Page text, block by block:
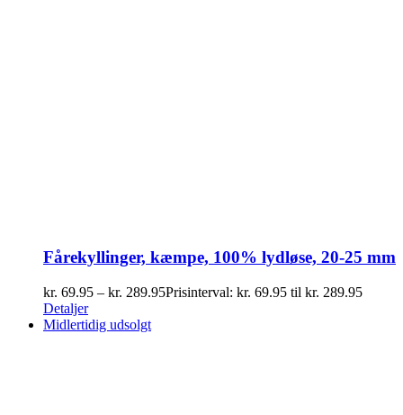
Fårekyllinger, kæmpe, 100% lydløse, 20-25 mm
kr. 69.95 – kr. 289.95Prisinterval: kr. 69.95 til kr. 289.95
Detaljer
Midlertidig udsolgt